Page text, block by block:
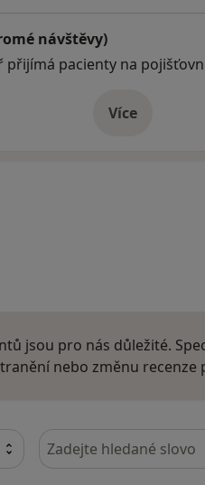
návštěvy)
přijímá pacienty na
Víceo adrese
jsou pro nás důležité.
nebo změnu recenze
Hledejte v názorech